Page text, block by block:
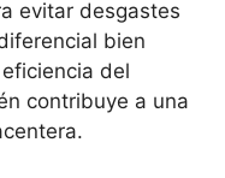
evitar desgastes
bien
del
contribuye a una